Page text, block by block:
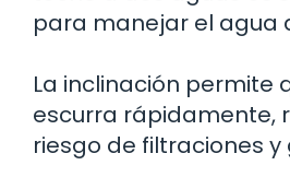
para manejar el agua
La inclinación permite
escurra rápidamente,
riesgo de filtraciones y